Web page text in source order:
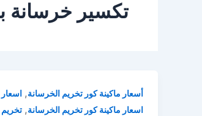
تكسير خرسانة
أسعار ماكينة كور تخريم الخرسانة,
اسعار ماكينة كور تخريم الخرسانة,